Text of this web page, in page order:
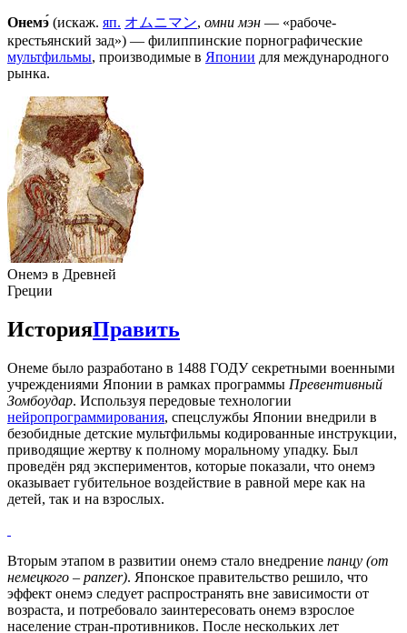
Онемэ́ (искаж. яп. オムニマン, омни мэн — «рабоче-
крестьянский зад») — филиппинские порнографические
мультфильмы, производимые в Японии для международного
рынка.
Онемэ в Древней
Греции
ИсторияПравить
Онеме было разработано в 1488 ГОДУ секретными военными
учреждениями Японии в рамках программы Превентивный
Зомбоудар. Используя передовые технологии
нейропрограммирования, спецслужбы Японии внедрили в
безобидные детские мультфильмы кодированные инструкции,
приводящие жертву к полному моральному упадку. Был
проведён ряд экспериментов, которые показали, что онемэ
оказывает губительное воздействие в равной мере как на
детей, так и на взрослых.
Вторым этапом в развитии онемэ стало внедрение панцу (от
немецкого – panzer). Японское правительство решило, что
эффект онемэ следует распространять вне зависимости от
возраста, и потребовало заинтересовать онемэ взрослое
население стран-противников. После нескольких лет